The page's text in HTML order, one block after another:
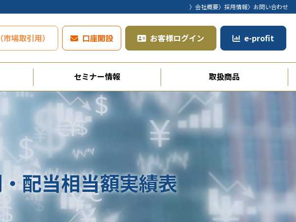
〉会社概要〉採用情報〉お問い合わせ
場取引用） 口座開設 お客様ログイン e-profit
セミナー情報 取扱商品
配当相当額実績表